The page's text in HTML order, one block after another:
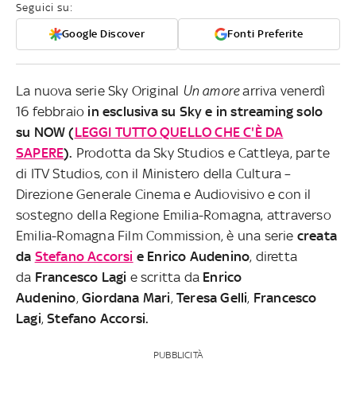
Seguici su:
Google Discover Fonti Preferite
La nuova serie Sky Original Un amorearriva venerdì
16 febbraio in esclusiva su Sky e in streaming solo
su NOW (LEGGI TUTTO QUELLO CHE C'È DA
SAPERE). Prodotta da Sky Studios e Cattleya, parte
di ITV Studios, con il Ministero della Cultura –
Direzione Generale Cinema e Audiovisivo e con il
sostegno della Regione Emilia-Romagna, attraverso
Emilia-Romagna Film Commission, è una serie creata
da Stefano Accorsi e Enrico Audenino, diretta
da Francesco Lagi e scritta da Enrico
Audenino,Giordana Mari,Teresa Gelli, Francesco
Lagi,Stefano Accorsi.
PUBBLICITÀ